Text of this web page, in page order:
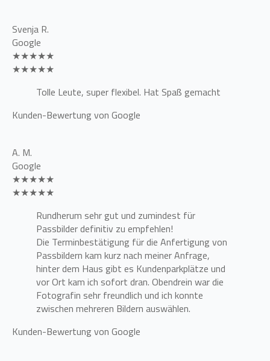
Svenja R.
Google
★★★★★
★★★★★
Tolle Leute, super flexibel. Hat Spaß gemacht
Kunden-Bewertung von Google
A. M.
Google
★★★★★
★★★★★
Rundherum sehr gut und zumindest für
Passbilder definitiv zu empfehlen!
Die Terminbestätigung für die Anfertigung von
Passbildern kam kurz nach meiner Anfrage,
hinter dem Haus gibt es Kundenparkplätze und
vor Ort kam ich sofort dran. Obendrein war die
Fotografin sehr freundlich und ich konnte
zwischen mehreren Bildern auswählen.
Kunden-Bewertung von Google